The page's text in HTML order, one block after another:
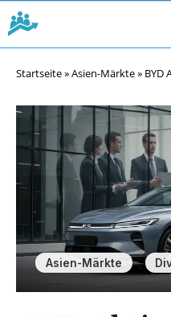
Startseite»Asien-Märkte» BYD
Asien-Märkte ,